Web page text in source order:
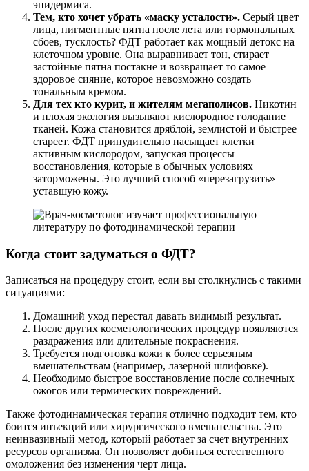
эпидермиса.
Тем, кто хочет убрать «маску усталости». Серый цвет
лица, пигментные пятна после лета или гормональных
сбоев, тусклость? ФДТ работает как мощный детокс на
клеточном уровне. Она выравнивает тон, стирает
застойные пятна постакне и возвращает то самое
здоровое сияние, которое невозможно создать
тональным кремом.
Для тех кто курит, и жителям мегаполисов. Никотин
и плохая экология вызывают кислородное голодание
тканей. Кожа становится дряблой, землистой и быстрее
стареет. ФДТ принудительно насыщает клетки
активным кислородом, запуская процессы
восстановления, которые в обычных условиях
заторможены. Это лучший способ «перезагрузить»
уставшую кожу.
Когда стоит задуматься о ФДТ?
Записаться на процедуру стоит, если вы столкнулись с такими
ситуациями:
Домашний уход перестал давать видимый результат.
После других косметологических процедур появляются
раздражения или длительные покраснения.
Требуется подготовка кожи к более серьезным
вмешательствам (например, лазерной шлифовке).
Необходимо быстрое восстановление после солнечных
ожогов или термических повреждений.
Также фотодинамическая терапия отлично подходит тем, кто
боится инъекций или хирургического вмешательства. Это
неинвазивный метод, который работает за счет внутренних
ресурсов организма. Он позволяет добиться естественного
омоложения без изменения черт лица.